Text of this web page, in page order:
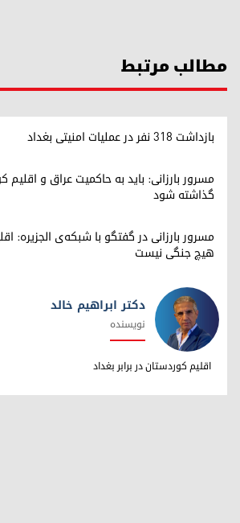
مطالب مرتبط
بازداشت ۳۱۸ نفر در عملیات امنیتی بغداد
مسرور بارزانی: باید به حاکمیت عراق و اقلیم
گذاشته شود
مسرور بارزانی در گفتگو با شبکه‌ی الجزیره:
هیچ جنگی نیست
دکتر ابراهیم خالد
دکتر ابراهیم خالد
نویسنده
اقلیم کوردستان در برابر بغداد